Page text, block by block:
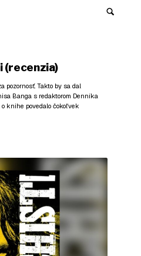
(recenzia)
pozornosť. Takto by sa dal
Banga s redaktorom Denníka
o knihe povedalo čokoľvek